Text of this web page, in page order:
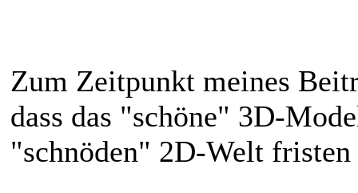
Zum Zeitpunkt meines
dass das "schöne" 3D-
"schnöden" 2D-Welt fristen